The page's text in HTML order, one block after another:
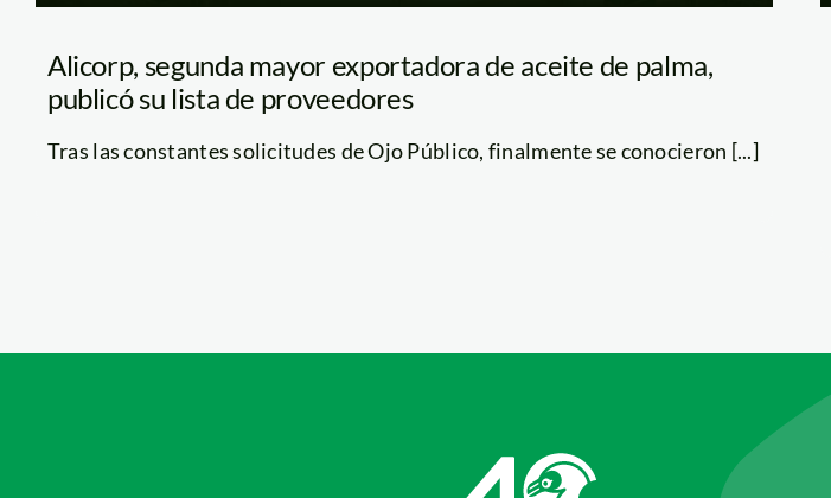
Alicorp, segunda mayor exportadora de aceite de palma,
publicó su lista de proveedores
Tras las constantes solicitudes de Ojo Público, finalmente se conocieron [...]